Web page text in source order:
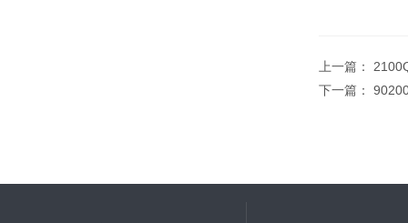
上一篇：
下一篇：